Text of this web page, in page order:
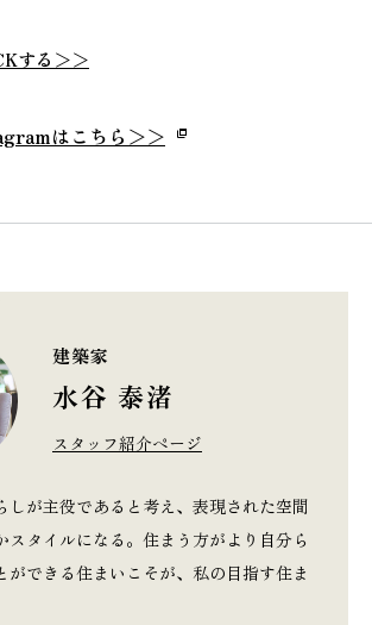
する＞＞
はこちら ＞＞
建築家
水谷 泰渚
スタッフ紹介ページ
しが主役であると考え、表現された空間
スタイルになる。住まう方がより自分ら
ができる住まいこそが、私の目指す住ま